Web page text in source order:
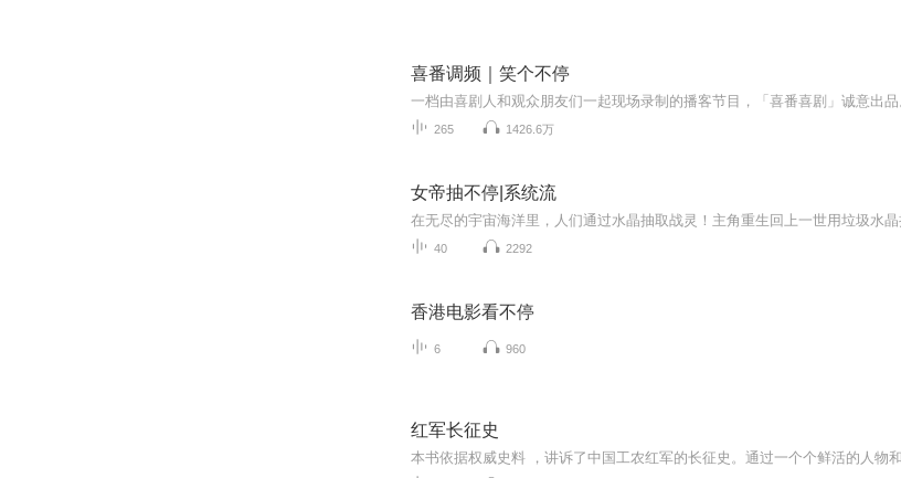
喜番调频｜笑个不停
265 1426.6万
女帝抽不停|系统流
40 2292
香港电影看不停
6 960
红军长征史